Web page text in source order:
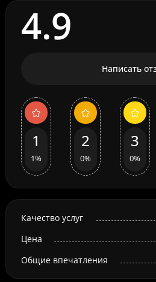
4.9
Написать
1
1%
2
0%
3
0%
Качество услуг
Цена
Общие впечатления